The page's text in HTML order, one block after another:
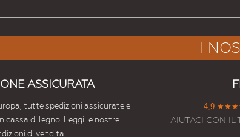
I
ASSICURATA
tutte spedizioni assicurate e
cassa di legno. Leggi le nostre
di vendita
4,9
AIUTACI CON IL